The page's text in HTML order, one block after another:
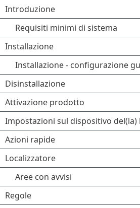
Introduzione
Requisiti minimi di sistema
Installazione
Installazione - configurazione
Disinstallazione
Attivazione prodotto
Impostazioni sul dispositivo del(la)
Azioni rapide
Localizzatore
Aree con avvisi
Regole